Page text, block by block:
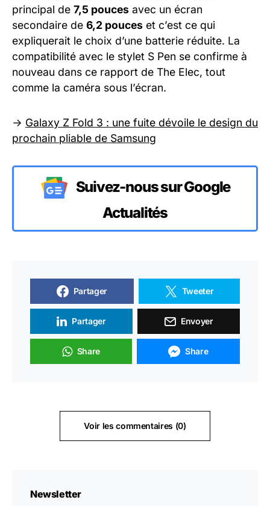
principal de 7,5 pouces avec un écran
secondaire de 6,2 pouces et c’est ce qui
expliquerait le choix d’une batterie réduite. La
compatibilité avec le stylet S Pen se confirme à
nouveau dans ce rapport de The Elec, tout
comme la caméra sous l’écran.
-> Galaxy Z Fold 3 : une fuite dévoile le design du
prochain pliable de Samsung
Suivez-nous sur Google
Actualités
Partager Tweeter
Partager Envoyer
Share Share
Voir les commentaires (0)
Newsletter